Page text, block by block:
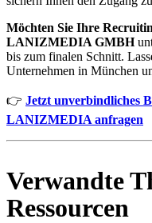
Möchten Sie Ihre
LANIZMEDIA GMBH
bis zum finalen Schnitt.
Unternehmen in München
👉 Jetzt unverbindliches
LANIZMEDIA anfragen
Verwandte
Ressourcen